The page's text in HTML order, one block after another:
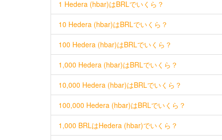
1 Hedera (hbar)はBRLでいくら？
10 Hedera (hbar)はBRLでいくら？
100 Hedera (hbar)はBRLでいくら？
1,000 Hedera (hbar)はBRLでいくら？
10,000 Hedera (hbar)はBRLでいくら？
100,000 Hedera (hbar)はBRLでいくら？
1,000 BRLはHedera (hbar)でいくら？